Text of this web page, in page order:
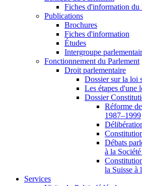
Fiches d'information du
Publications
Brochures
Fiches d'information
Études
Intergroupe
Fonctionnement du Parlement
Droit parlementaire
Dossier sur la loi
Les étapes d'une
Dossier
Réforme
1987–1999
Débats
à la
la Suisse à
Services